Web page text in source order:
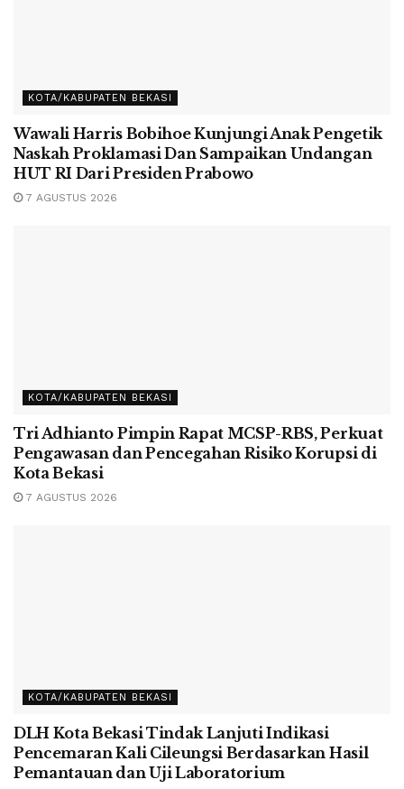
KOTA/KABUPATEN BEKASI
Wawali Harris Bobihoe Kunjungi Anak Pengetik
Naskah Proklamasi Dan Sampaikan Undangan
HUT RI Dari Presiden Prabowo
7 AGUSTUS 2026
KOTA/KABUPATEN BEKASI
Tri Adhianto Pimpin Rapat MCSP-RBS, Perkuat
Pengawasan dan Pencegahan Risiko Korupsi di
Kota Bekasi
7 AGUSTUS 2026
KOTA/KABUPATEN BEKASI
DLH Kota Bekasi Tindak Lanjuti Indikasi
Pencemaran Kali Cileungsi Berdasarkan Hasil
Pemantauan dan Uji Laboratorium